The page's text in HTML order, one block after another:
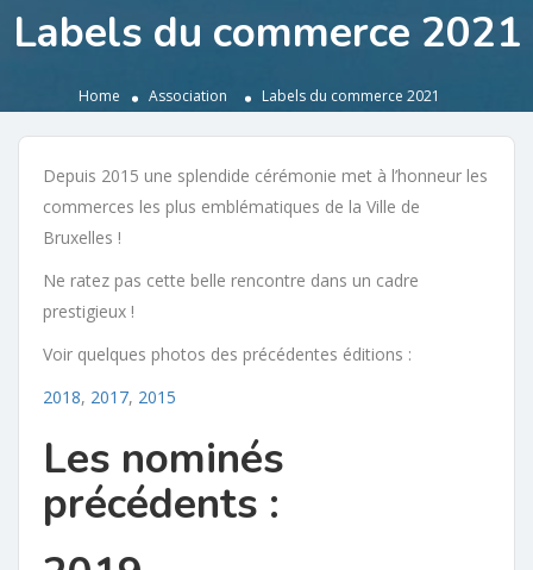
Labels du commerce 2021
Home Association Labels du commerce 2021
Depuis 2015 une splendide cérémonie met à l’honneur les
commerces les plus emblématiques de la Ville de
Bruxelles !
Ne ratez pas cette belle rencontre dans un cadre
prestigieux !
Voir quelques photos des précédentes éditions :
2018, 2017, 2015
Les nominés
précédents :